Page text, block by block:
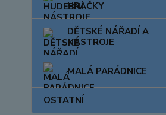
HRAČKY
DĚTSKÉ NÁŘADÍ A
NÁSTROJE
MALÁ PARÁDNICE
OSTATNÍ